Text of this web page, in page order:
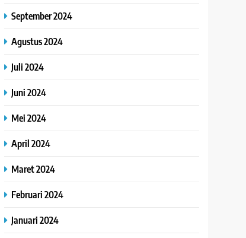
September 2024
Agustus 2024
Juli 2024
Juni 2024
Mei 2024
April 2024
Maret 2024
Februari 2024
Januari 2024